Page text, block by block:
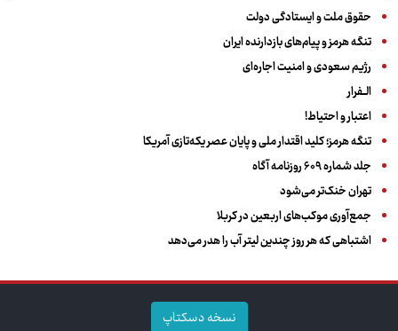
حقوق ملت و ایستادگی دولت
تنگه هرمز و پیام‌های بازدارنده ایران
رژیم سعودی و امنیت اجاره‌ای
الــفرار
اعتبار و احتیاط!
تنگه هرمز؛ کلید اقتدار ملی و پایان عصر یکه‌تازی آمریکا
جلد شماره ۶۰۹ روزنامه آگاه
تهران خنک‌تر می‌شود
جمع‌آوری موکب‌های اربعین در کربلا
اشتباهی که هر روز چندین لیتر آب را هدر می‌دهد
نسخه دسکتاپ